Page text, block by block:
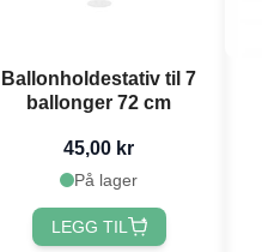
Ballonholdestativ til 7
ballonger 72 cm
45,00 kr
På lager
LEGG TIL